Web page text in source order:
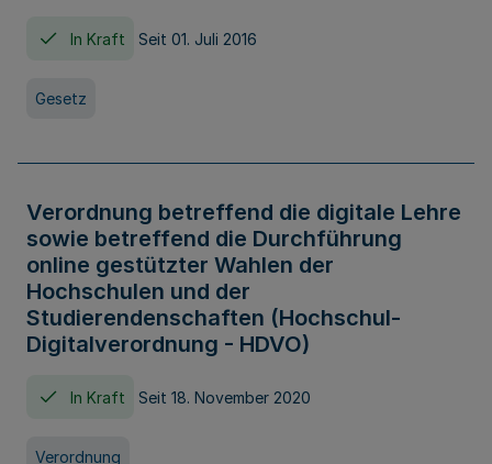
In Kraft Seit 01. Juli 2016
Gesetz
Verordnung betreffend die digitale Lehre
sowie betreffend die Durchführung
online gestützter Wahlen der
Hochschulen und der
Studierendenschaften (Hochschul-
Digitalverordnung - HDVO)
In Kraft Seit 18. November 2020
Verordnung